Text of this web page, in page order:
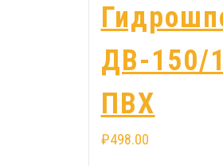
ДВ-150/
ПВХ
₽498.00